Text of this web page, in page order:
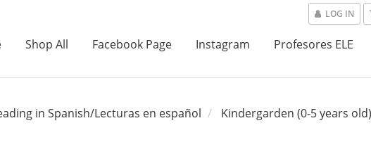
LOG IN
Shop All Facebook Page Instagram Profesores ELE
in Spanish/Lecturas en español Kindergarden (0-5 years old)